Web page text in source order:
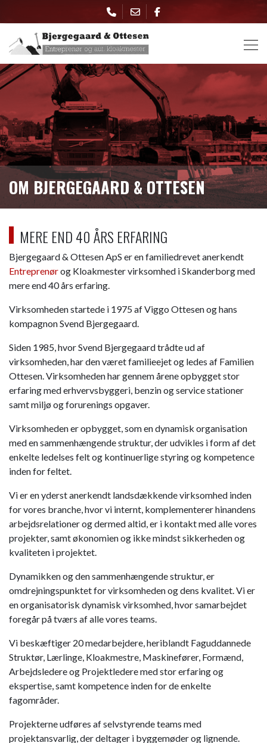
to
main
content
OM BJERGEGAARD & OTTESEN
MERE END 40 ÅRS ERFARING
Bjergegaard & Ottesen ApS er en familiedrevet anerkendt
Entreprenørog Kloakmester virksomhed i Skanderborg med
mere end 40 års erfaring.
Virksomheden startede i 1975 af Viggo Ottesen og hans
kompagnon Svend Bjergegaard.
Siden 1985, hvor Svend Bjergegaard trådte ud af
virksomheden, har den været familieejet og ledes af Familien
Ottesen. Virksomheden har gennem årene opbygget stor
erfaring med erhvervsbyggeri, benzin og service stationer
samt miljø og forurenings opgaver.
​​Virksomheden er opbygget, som en dynamisk organisation
med en sammenhængende struktur, der udvikles i form af det
enkelte ledelses felt og kontinuerlige styring og kompetence
inden for feltet.
Vi er en yderst anerkendt landsdækkende virksomhed inden
for vores branche, hvor vi internt, komplementerer hinandens
arbejdsrelationer og dermed altid, er i kontakt med alle vores
projekter, samt økonomien og ikke mindst sikkerheden og
kvaliteten i projektet.
Dynamikken og den sammenhængende struktur, er
omdrejningspunktet for virksomheden og dens kvalitet. Vi er
en organisatorisk dynamisk virksomhed, hvor samarbejdet
foregår på tværs af alle vores teams.
Vi beskæftiger 20 medarbejdere, heriblandt Faguddannede
Struktør, Lærlinge, Kloakmestre, Maskinefører, Formænd,
Arbejdsledere og Projektledere med stor erfaring og
ekspertise, samt kompetence inden for de enkelte
fagområder.
Projekterne udføres af selvstyrende teams med
projektansvarlig, der deltager i byggemøder og lignende.